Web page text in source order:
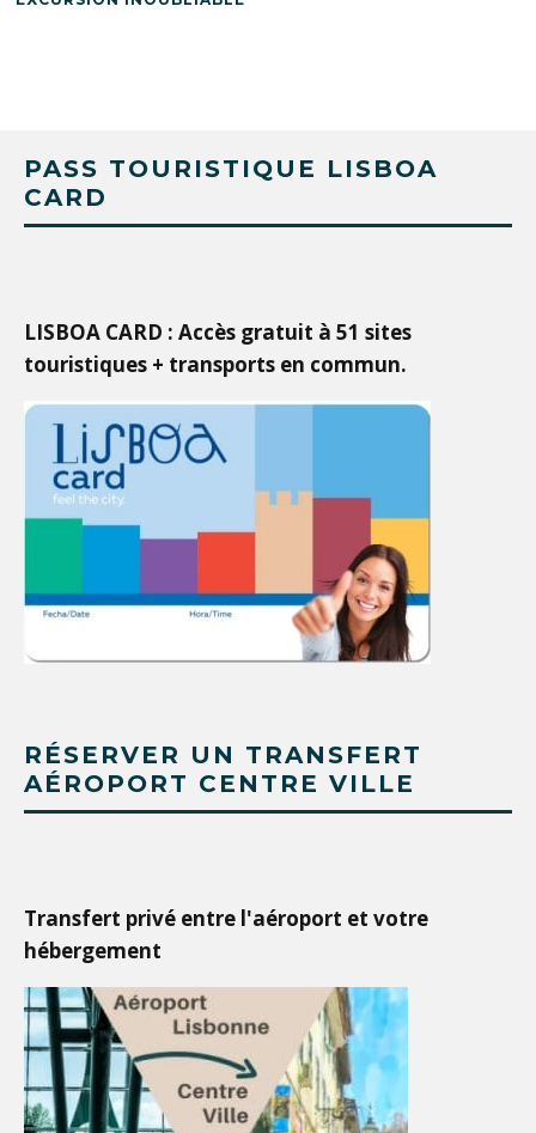
PASS TOURISTIQUE LISBOA
CARD
LISBOA CARD : Accès gratuit à 51 sites
touristiques + transports en commun.
RÉSERVER UN TRANSFERT
AÉROPORT CENTRE VILLE
Transfert privé entre l'aéroport et votre
hébergement